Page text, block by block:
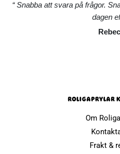
Snabba att svara på frågor.
dagen
ROLIGAPRYLAR
Om
Frakt &